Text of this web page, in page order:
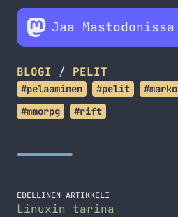
Jaa Mastodonissa
BLOGI / PELIT
#pelaaminen #pelit #marko
#mmorpg
#rift
EDELLINEN ARTIKKELI
Linuxin tarina